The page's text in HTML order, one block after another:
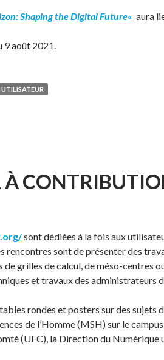
Shaping the Digital Future« aura
9 août 2021.
UTILISATEUR
sont dédiées à la fois aux
rencontres sont de présenter des
grilles de calcul, de méso-centres
et travaux des administrateurs
rondes et posters sur des sujets
de l’Homme (MSH) sur le
(UFC), la Direction du